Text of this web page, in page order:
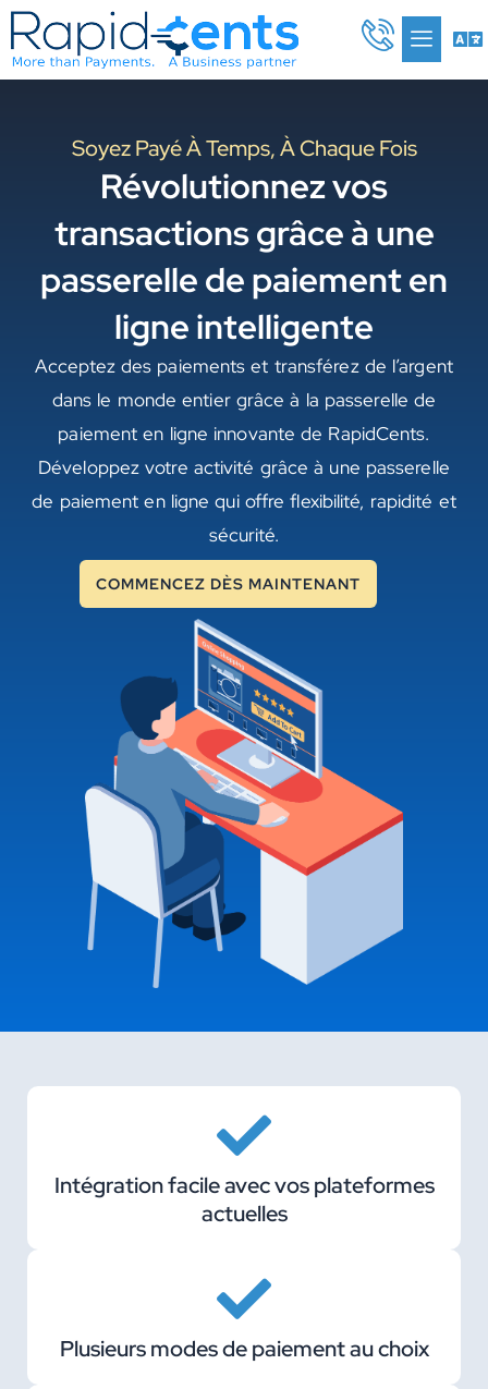
Aller
au
contenu
Soyez Payé À Temps, À Chaque Fois
Révolutionnez vos
transactions grâce à une
passerelle de paiement en
ligne intelligente
Acceptez des paiements et transférez de l’argent
dans le monde entier grâce à la passerelle de
paiement en ligne innovante de RapidCents.
Développez votre activité grâce à une passerelle
de paiement en ligne qui offre flexibilité, rapidité et
sécurité.
COMMENCEZ DÈS MAINTENANT
Intégration facile avec vos plateformes
actuelles
Plusieurs modes de paiement au choix